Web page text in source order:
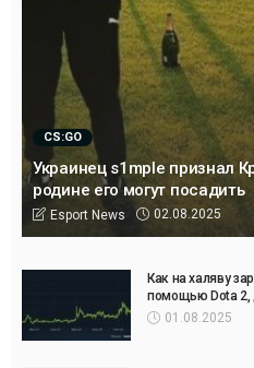
CS:GO
Украинец s1mple признал
родине его могут посадить
Esport News 02.08.2025
Как на халяву
помощью Dota 2,
01.08.2025